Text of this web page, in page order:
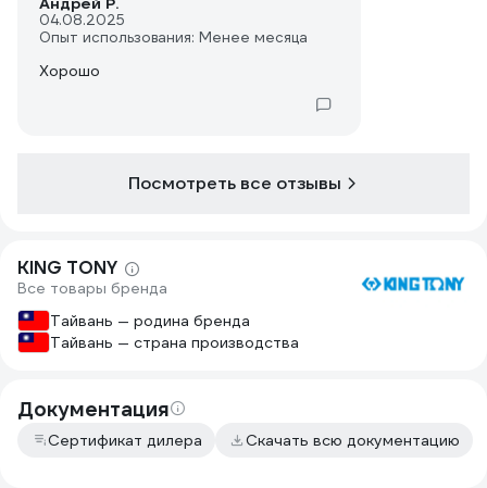
04.08.2025
Опыт использования: Менее месяца
Хорошо
Посмотреть все отзывы
KING TONY
Все товары бренда
Тайвань — родина бренда
Тайвань — страна производства
Документация
Сертификат дилера Скачать всю документацию